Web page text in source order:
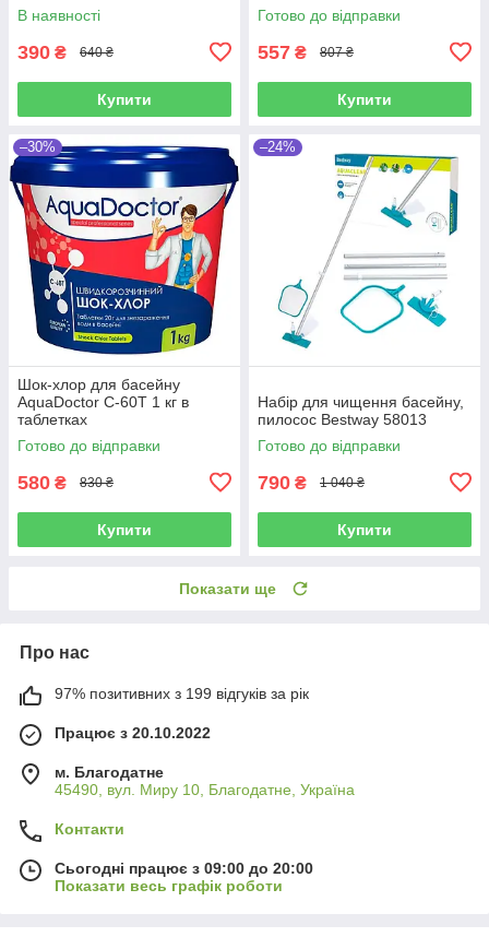
В наявності
390 ₴ 640 ₴
Купити
Готово до відправки
557 ₴ 807 ₴
Купити
–30%
Шок-хлор для басейну
AquaDoctor C-60T 1 кг в
таблетках
Готово до відправки
580 ₴ 830 ₴
Купити
–24%
Набір для чищення басейну,
пилосос Bestway 58013
Готово до відправки
790 ₴ 1 040 ₴
Купити
Показати ще
Про нас
97% позитивних з 199 відгуків за рік
Працює з 20.10.2022
м. Благодатне
45490, вул. Миру 10, Благодатне, Україна
Контакти
Сьогодні працює з 09:00 до 20:00
Показати весь графік роботи